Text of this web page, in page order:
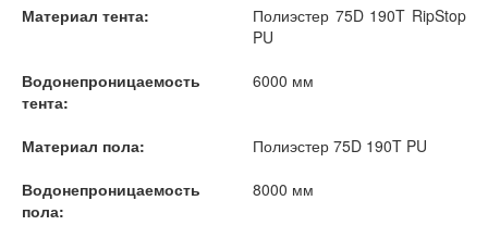
Материал тента:
Полиэстер 75D 190T RipStop
PU
Водонепроницаемость
тента:
6000 мм
Материал пола:
Полиэстер 75D 190T PU
Водонепроницаемость
пола:
8000 мм